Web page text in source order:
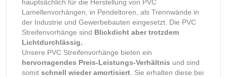
hauptsächlich für die Herstellung von PVC
Lamellenvorhängen, in Pendeltoren, als Trennwände in
der Industrie und Gewerbebauten eingesetzt. Die PVC
Streifenvorhänge sind Blickdicht aber trotzdem
Lichtdurchlässig.
Unsere PVC Streifenvorhänge bieten ein
hervorragendes Preis-Leistungs-Verhältnis und sind
somit schnell wieder amortisiert . Sie erhalten diese bei